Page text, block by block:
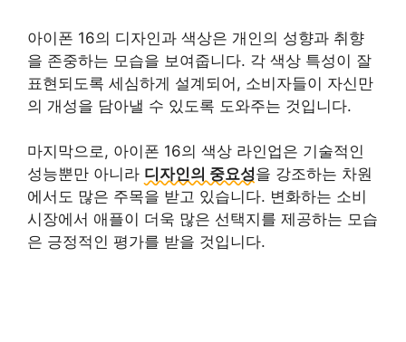
아이폰 16의 디자인과 색상은 개인의 성향과 취향
을 존중하는 모습을 보여줍니다. 각 색상 특성이 잘
표현되도록 세심하게 설계되어, 소비자들이 자신만
의 개성을 담아낼 수 있도록 도와주는 것입니다.
마지막으로, 아이폰 16의 색상 라인업은 기술적인
성능뿐만 아니라 디자인의 중요성을 강조하는 차원
에서도 많은 주목을 받고 있습니다. 변화하는 소비
시장에서 애플이 더욱 많은 선택지를 제공하는 모습
은 긍정적인 평가를 받을 것입니다.